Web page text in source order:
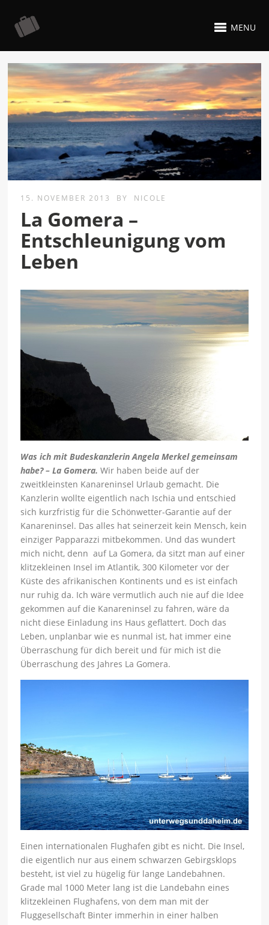
MENU
15. NOVEMBER 2013 BY NICOLE
La Gomera –
Entschleunigung vom
Leben
Was ich mit Budeskanzlerin Angela Merkel gemeinsam
habe? – La Gomera. Wir haben beide auf der
zweitkleinsten Kanareninsel Urlaub gemacht. Die
Kanzlerin wollte eigentlich nach Ischia und entschied
sich kurzfristig für die Schönwetter-Garantie auf der
Kanareninsel. Das alles hat seinerzeit kein Mensch, kein
einziger Papparazzi mitbekommen. Und das wundert
mich nicht, denn auf La Gomera, da sitzt man auf einer
klitzekleinen Insel im Atlantik, 300 Kilometer vor der
Küste des afrikanischen Kontinents und es ist einfach
nur ruhig da. Ich wäre vermutlich auch nie auf die Idee
gekommen auf die Kanareninsel zu fahren, wäre da
nicht diese Einladung ins Haus geflattert. Doch das
Leben, unplanbar wie es nunmal ist, hat immer eine
Überraschung für dich bereit und für mich ist die
Überraschung des Jahres La Gomera.
Einen internationalen Flughafen gibt es nicht. Die Insel,
die eigentlich nur aus einem schwarzen Gebirgsklops
besteht, ist viel zu hügelig für lange Landebahnen.
Grade mal 1000 Meter lang ist die Landebahn eines
klitzekleinen Flughafens, von dem man mit der
Fluggesellschaft Binter immerhin in einer halben